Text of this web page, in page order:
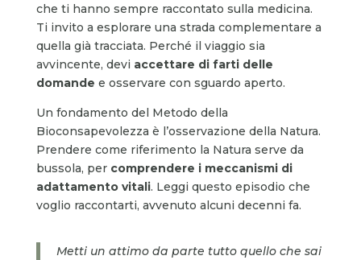
che ti hanno sempre raccontato sulla medicina.
Ti invito a esplorare una strada complementare a
quella già tracciata. Perché il viaggio sia
avvincente, devi accettare di farti delle
domande e osservare con sguardo aperto.
Un fondamento del Metodo della
Bioconsapevolezza è l’osservazione della Natura.
Prendere come riferimento la Natura serve da
bussola, per comprendere i meccanismi di
adattamento vitali. Leggi questo episodio che
voglio raccontarti, avvenuto alcuni decenni fa.
Metti un attimo da parte tutto quello che sai